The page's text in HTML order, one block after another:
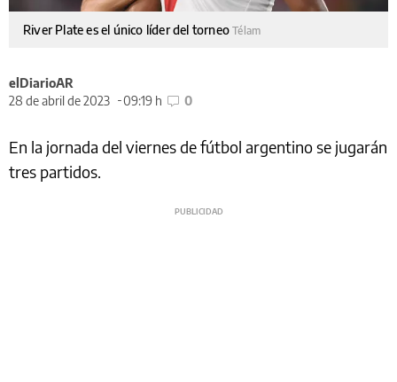
River Plate es el único líder del torneoTélam
elDiarioAR
28 de abril de 2023
09:19 h 0
En la jornada del viernes de fútbol argentino se jugarán
tres partidos.